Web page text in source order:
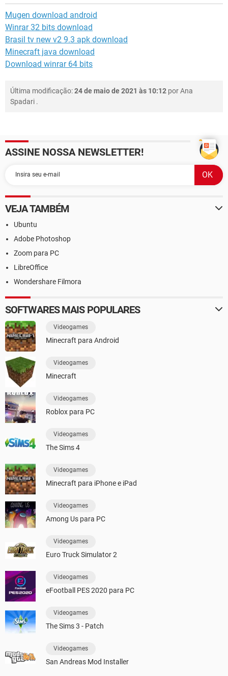
Mugen download android
Winrar 32 bits download
Brasil tv new v2 9.3 apk download
Minecraft java download
Download winrar 64 bits
Última modificação:24 de maio de 2021 às 10:12 porAna
Spadari .
ASSINE NOSSA NEWSLETTER!
VEJA TAMBÉM
Ubuntu
Adobe Photoshop
Zoom para PC
LibreOffice
Wondershare Filmora
SOFTWARES MAIS POPULARES
Videogames
Minecraft para Android
Videogames
Minecraft
Videogames
Roblox para PC
Videogames
The Sims 4
Videogames
Minecraft para iPhone e iPad
Videogames
Among Us para PC
Videogames
Euro Truck Simulator 2
Videogames
eFootball PES 2020 para PC
Videogames
The Sims 3 - Patch
Videogames
San Andreas Mod Installer